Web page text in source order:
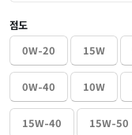
점도
0W-20
15W
0W-40 10W
15W-40 15W-50